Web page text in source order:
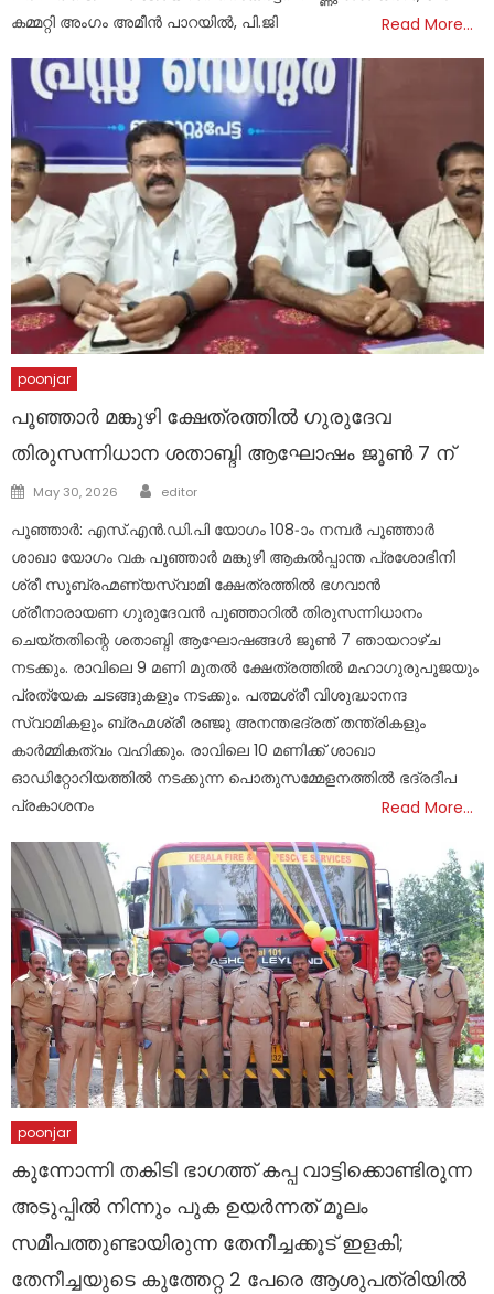
കമ്മറ്റി അംഗം അമീൻ പാറയിൽ, പി.ജി
Read More…
poonjar
പൂഞ്ഞാർ മങ്കുഴി ക്ഷേത്രത്തിൽ ഗുരുദേവ
തിരുസന്നിധാന ശതാബ്ദി ആഘോഷം ജൂൺ 7 ന്
Posted
May 30, 2026 Author
editor
പൂഞ്ഞാർ: എസ്.എൻ.ഡി.പി യോഗം 108-ാം നമ്പർ പൂഞ്ഞാർ
ശാഖാ യോഗം വക പൂഞ്ഞാർ മങ്കുഴി ആകൽപ്പാന്ത പ്രശോഭിനി
ശ്രീ സുബ്രഹ്മണ്യസ്വാമി ക്ഷേത്രത്തിൽ ഭഗവാൻ
ശ്രീനാരായണ ഗുരുദേവൻ പൂഞ്ഞാറിൽ തിരുസന്നിധാനം
ചെയ്തതിന്റെ ശതാബ്ദി ആഘോഷങ്ങൾ ജൂൺ 7 ഞായറാഴ്ച
നടക്കും. രാവിലെ 9 മണി മുതൽ ക്ഷേത്രത്തിൽ മഹാഗുരുപൂജയും
പ്രത്യേക ചടങ്ങുകളും നടക്കും. പത്മശ്രീ വിശുദ്ധാനന്ദ
സ്വാമികളും ബ്രഹ്മശ്രീ രഞ്ജു അനന്തഭദ്രത് തന്ത്രികളും
കാർമ്മികത്വം വഹിക്കും. രാവിലെ 10 മണിക്ക് ശാഖാ
ഓഡിറ്റോറിയത്തിൽ നടക്കുന്ന പൊതുസമ്മേളനത്തിൽ ഭദ്രദീപ
പ്രകാശനം
Read More…
poonjar
കുന്നോന്നി തകിടി ഭാഗത്ത് കപ്പ വാട്ടിക്കൊണ്ടിരുന്ന
അടുപ്പിൽ നിന്നും പുക ഉയർന്നത് മൂലം
സമീപത്തുണ്ടായിരുന്ന തേനീച്ചക്കൂട് ഇളകി;
തേനീച്ചയുടെ കുത്തേറ്റ 2 പേരെ ആശുപത്രിയിൽ